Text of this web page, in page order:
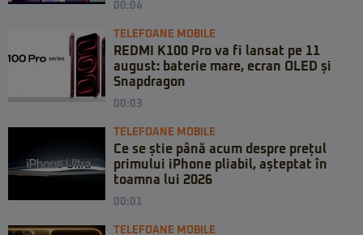
00:04
TELEFOANE MOBILE
REDMI K100 Pro va fi lansat pe 11
august: baterie mare, ecran OLED și
Snapdragon
00:03
TELEFOANE MOBILE
Ce se știe până acum despre prețul
primului iPhone pliabil, așteptat în
toamna lui 2026
00:01
TELEFOANE MOBILE